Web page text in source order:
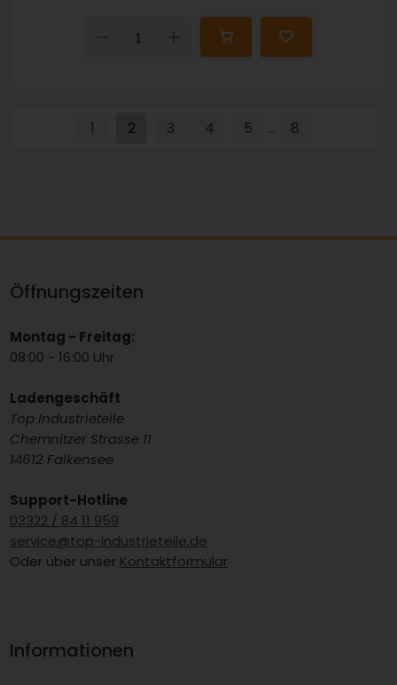
Down
1 2 3 4 5 ... 8
Öffnungszeiten
Montag - Freitag:
08:00 - 16:00 Uhr
Ladengeschäft
Top Industrieteile
Chemnitzer Strasse 11
14612 Falkensee
Support-Hotline
03322 / 84 11 959
service@top-industrieteile.de
Oder über unser Kontaktformular
Informationen